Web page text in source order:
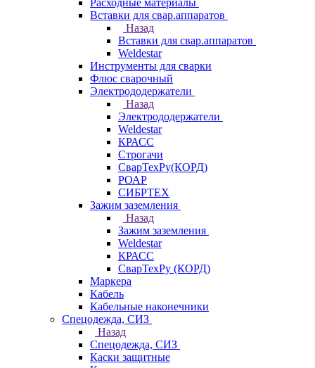
Расходные материалы
Вставки для свар.аппаратов
Назад
Вставки для свар.аппаратов
Weldestar
Инструменты для сварки
Флюс сварочный
Электрододержатели
Назад
Электрододержатели
Weldestar
КРАСС
Строгачи
СварТехРу(КОРД)
РОАР
СИБРТЕХ
Зажим заземления
Назад
Зажим заземления
Weldestar
КРАСС
СварТехРу (КОРД)
Маркера
Кабель
Кабельные наконечники
Спецодежда, СИЗ
Назад
Спецодежда, СИЗ
Каски защитные